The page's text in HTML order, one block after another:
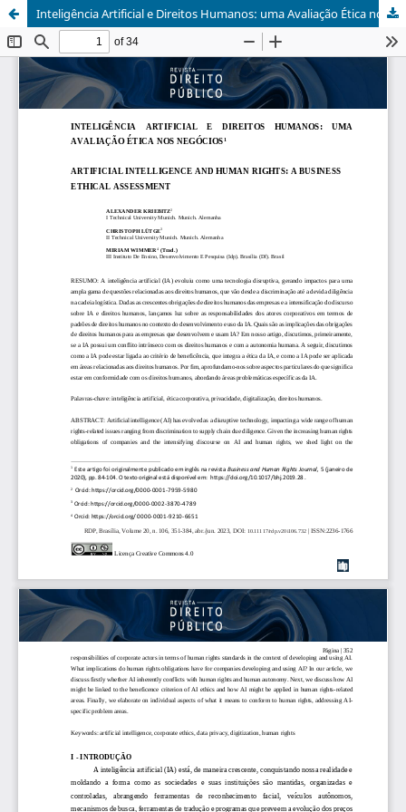
Inteligência Artificial e Direitos Humanos: uma Avaliação Ética nos Negócios